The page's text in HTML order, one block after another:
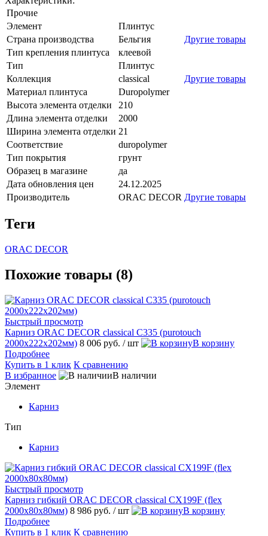
Прочие
Элемент
Плинтус
Страна производства
Бельгия
Другие товары
Тип крепления плинтуса
клеевой
Тип
Плинтус
Коллекция
classical
Другие товары
Материал плинтуса
Duropolymer
Высота элемента отделки
210
Длина элемента отделки
2000
Ширина элемента отделки 21
Соответствие
duropolymer
Тип покрытия
грунт
Образец в магазине
да
Дата обновления цен
24.12.2025
Производитель
ORAC DECOR Другие товары
Теги
ORAC DECOR
Похожие товары (8)
Быстрый просмотр
Карниз ORAC DECOR classical C335 (purotouch
2000х222х202мм) 8 006 руб. / шт
В корзину
Подробнее
Купить в 1 клик К сравнению
В избранное
В наличии
Элемент
Карниз
Тип
Карниз
Быстрый просмотр
Карниз гибкий ORAC DECOR classical CX199F (flex
2000х80х80мм) 8 986 руб. / шт
В корзину
Подробнее
Купить в 1 клик К сравнению